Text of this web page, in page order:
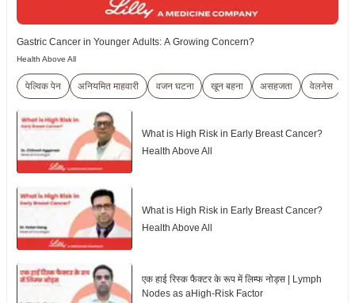
Gastric Cancer in Younger Adults: A Growing Concern?
Health Above All
पेल्विक पेन अनियमित माहवारी वजन घटना खून बहना असहजता वेलनेस
What is High Risk in Early Breast Cancer?
Health Above All
What is High Risk in Early Breast Cancer?
Health Above All
एक हाई रिस्क फैक्टर के रूप में लिम्फ नोड्स | Lymph
Nodes as aHigh-Risk Factor